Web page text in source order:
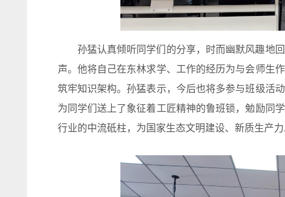
孙猛认真倾听同学们的分享，时而幽默风趣地
声。他将自己在东林求学、工作的经历为与会师生
筑牢知识架构。孙猛表示，今后也将多参与班级活
为同学们送上了象征着工匠精神的鲁班锁，勉励同
行业的中流砥柱，为国家生态文明建设、新质生产力